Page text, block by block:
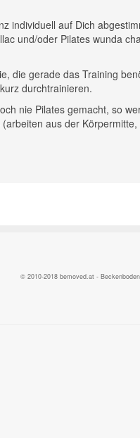
individuell auf Dich
und/oder Pilates wunda
die gerade das Training
durchtrainieren.
nie Pilates gemacht, so
aus der Körpermitte,
© 2010-2018 bemoved.at -